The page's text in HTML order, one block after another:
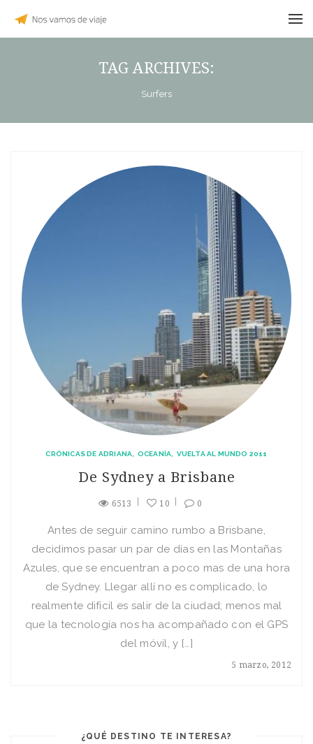
TAG ARCHIVES:
Surfers
CRÓNICAS DE ADRIANA OCEANÍA VUELTA AL MUNDO 2011
De Sydney a Brisbane
6513 10 0
5 marzo, 2012
Antes de seguir camino rumbo a Brisbane,
decidimos pasar un par de días en las Montañas
Azules, que se encuentran a poco mas de una hora
de Sydney. Llegar allí no es complicado, lo
realmente difícil es salir de la ciudad; menos mal
que la tecnología nos ha acompañado con el GPS
del móvil, y […]
¿QUÉ DESTINO TE INTERESA?